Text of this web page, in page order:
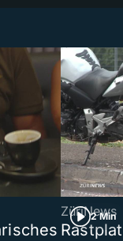
2 Min
ZüriNews